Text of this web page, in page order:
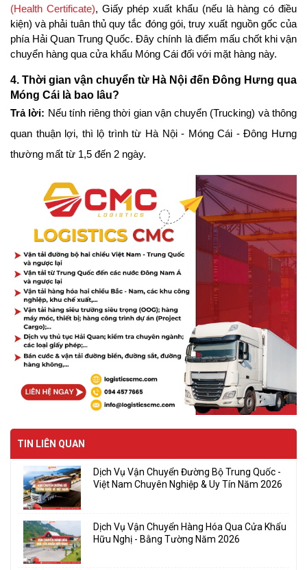
(Health Certificate), Giấy phép xuất khẩu (nếu là hàng có điều
kiện) và phải tuân thủ quy tắc đóng gói, truy xuất nguồn gốc của
phía Hải Quan Trung Quốc. Đây chính là điểm mấu chốt khi vận
chuyển hàng qua cửa khẩu Móng Cái đối với mặt hàng này.
4. Thời gian vận chuyển từ Hà Nội đến Đông Hưng qua
Móng Cái là bao lâu?
Trả lời: Nếu tính riêng thời gian vận chuyển (Trucking) và thông
quan thuận lợi, thì lộ trình từ Hà Nội - Móng Cái - Đông Hưng
thường mất từ 1,5 đến 2 ngày.
TIN LIÊN QUAN
Dịch Vụ Vận Chuyển Đường Bộ Trung Quốc -
Việt Nam Chuyên Nghiệp & Uy Tín Năm 2026
Dịch Vụ Vận Chuyển Hàng Hóa Qua Cửa Khẩu
Hữu Nghị - Bằng Tường Năm 2026